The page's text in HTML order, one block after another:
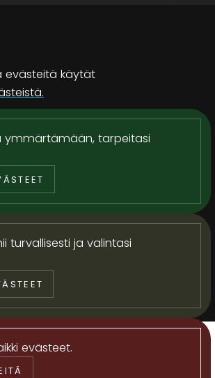
evästeitä käytät
ymmärtämään, tarpeitasi
turvallisesti ja valintasi
evästeet.